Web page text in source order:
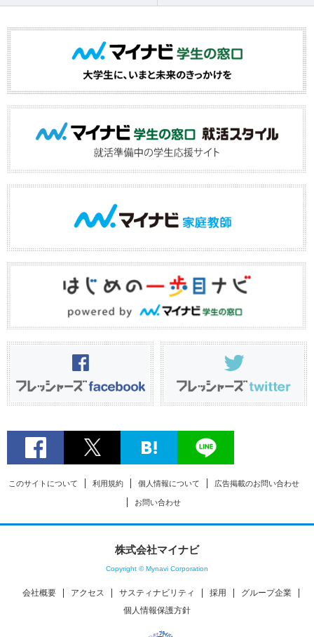
このサイトについて 利用規約 個人情報について 広告掲載のお問い合わせ
お問い合わせ
株式会社マイナビ
Copyright © Mynavi Corporation
会社概要 アクセス サスティナビリティ 採用
グループ企業
個人情報保護方針